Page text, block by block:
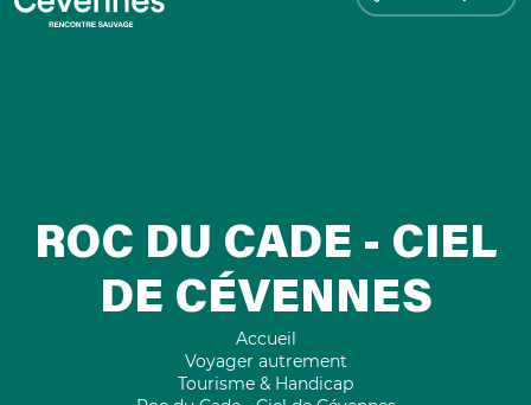
ROC DU CADE - CIEL
DE CÉVENNES
Accueil
Voyager autrement
Tourisme & Handicap